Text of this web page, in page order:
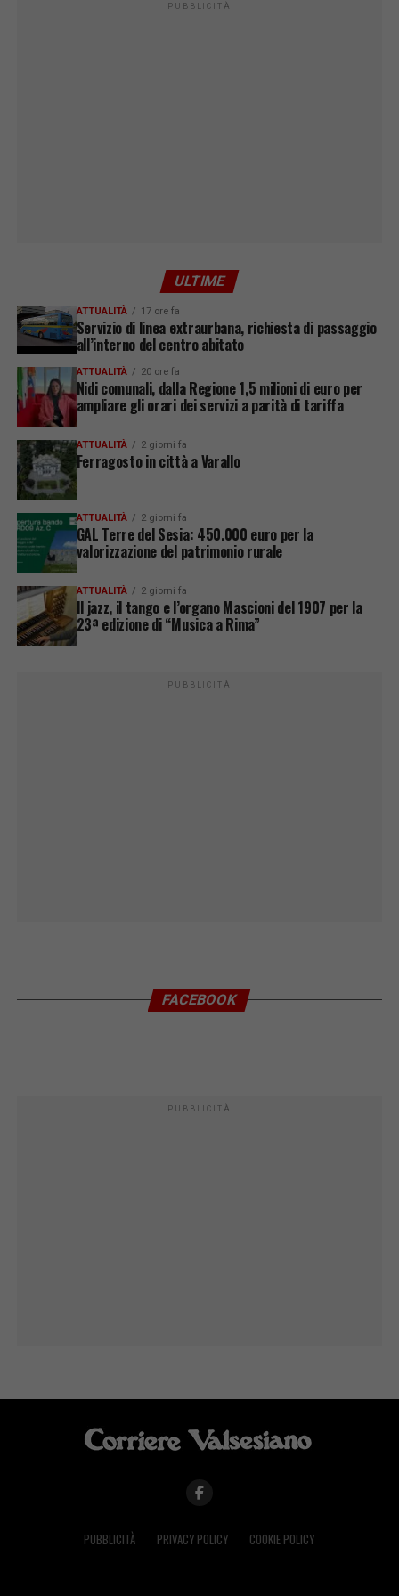
PUBBLICITÀ
ULTIME
ATTUALITÀ 17 ore fa
Servizio di linea extraurbana, richiesta di passaggio
all’interno del centro abitato
ATTUALITÀ 20 ore fa
Nidi comunali, dalla Regione 1,5 milioni di euro per
ampliare gli orari dei servizi a parità di tariffa
ATTUALITÀ 2 giorni fa
Ferragosto in città a Varallo
ATTUALITÀ 2 giorni fa
GAL Terre del Sesia: 450.000 euro per la
valorizzazione del patrimonio rurale
ATTUALITÀ 2 giorni fa
Il jazz, il tango e l’organo Mascioni del 1907 per la
23ª edizione di “Musica a Rima”
PUBBLICITÀ
FACEBOOK
PUBBLICITÀ
PUBBLICITÀ PRIVACY POLICY COOKIE POLICY